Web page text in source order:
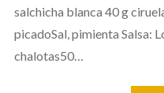
salchicha blanca 40 g
picadoSal, pimienta Salsa:
chalotas50…